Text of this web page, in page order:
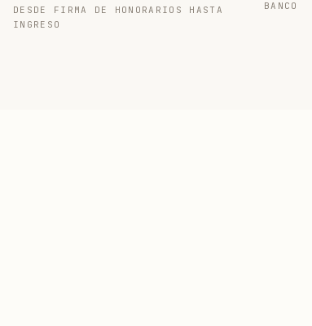
DESDE FIRMA DE HONORARIOS HASTA
INGRESO
BANCO